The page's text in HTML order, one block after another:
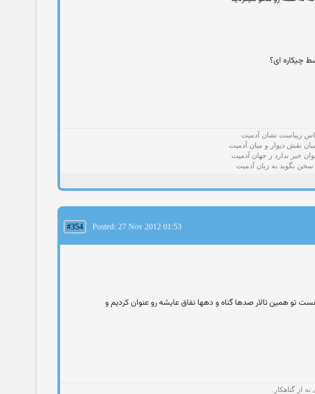
چیکاره ای؟
زیباست نشان آدمیت
نقش دیوار و میان آدمیت
خبر ندارد ز جهان آدمیت
بگوید به زبان آدميت
#354 Posted: 27 Nov 2012 01:53
تو همین تالار صدها گناه و دهها نفاق عایشه رو عنوان کردیم و
از گناهکار.